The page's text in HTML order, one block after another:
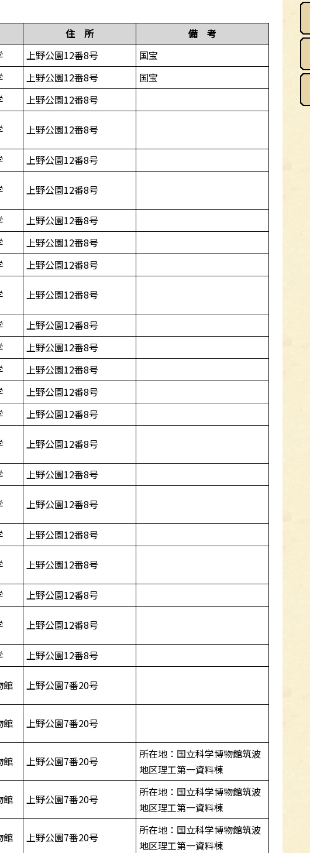
住 所
備 考
上野公園12番8号
国宝
上野公園12番8号
国宝
上野公園12番8号
上野公園12番8号
上野公園12番8号
上野公園12番8号
上野公園12番8号
上野公園12番8号
上野公園12番8号
上野公園12番8号
上野公園12番8号
上野公園12番8号
上野公園12番8号
上野公園12番8号
上野公園12番8号
上野公園12番8号
上野公園12番8号
上野公園12番8号
上野公園12番8号
上野公園12番8号
上野公園12番8号
上野公園12番8号
上野公園12番8号
館 上野公園7番20号
館 上野公園7番20号
館 上野公園7番20号
所在地：国立科学博物館筑波
地区理工第一資料棟
館 上野公園7番20号
所在地：国立科学博物館筑波
地区理工第一資料棟
館 上野公園7番20号
所在地：国立科学博物館筑波
地区理工第一資料棟